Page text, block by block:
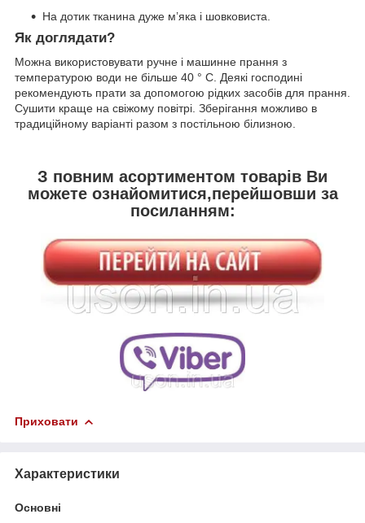
На дотик тканина дуже м’яка і шовковиста.
Як доглядати?
Можна використовувати ручне і машинне прання з
температурою води не більше 40 ° C. Деякі господині
рекомендують прати за допомогою рідких засобів для прання.
Сушити краще на свіжому повітрі. Зберігання можливо в
традиційному варіанті разом з постільною білизною.
З повним асортиментом товарів Ви
можете ознайомитися,перейшовши за
посиланням:
Приховати
Характеристики
Основні